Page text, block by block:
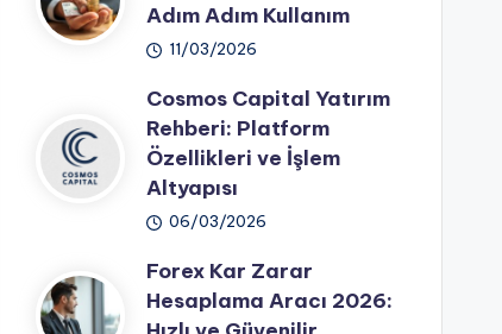
Adım Adım Kullanım
11/03/2026
Cosmos Capital Yatırım
Rehberi: Platform
Özellikleri ve İşlem
Altyapısı
06/03/2026
Forex Kar Zarar
Hesaplama Aracı 2026: